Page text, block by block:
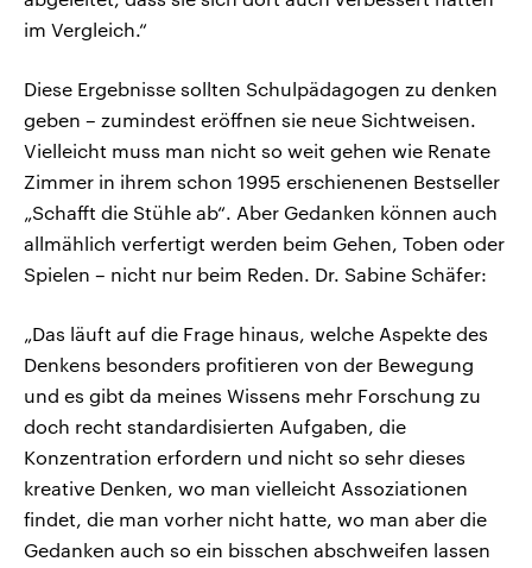
im Vergleich.“
Diese Ergebnisse sollten Schulpädagogen zu denken
geben – zumindest eröffnen sie neue Sichtweisen.
Vielleicht muss man nicht so weit gehen wie Renate
Zimmer in ihrem schon 1995 erschienenen Bestseller
„Schafft die Stühle ab“. Aber Gedanken können auch
allmählich verfertigt werden beim Gehen, Toben oder
Spielen – nicht nur beim Reden. Dr. Sabine Schäfer:
„Das läuft auf die Frage hinaus, welche Aspekte des
Denkens besonders profitieren von der Bewegung
und es gibt da meines Wissens mehr Forschung zu
doch recht standardisierten Aufgaben, die
Konzentration erfordern und nicht so sehr dieses
kreative Denken, wo man vielleicht Assoziationen
findet, die man vorher nicht hatte, wo man aber die
Gedanken auch so ein bisschen abschweifen lassen